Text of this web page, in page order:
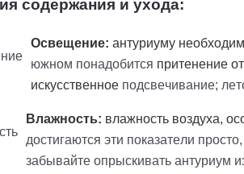
содержания и ухода:
Освещение: антуриуму
южном понадобится притенение
искусственное подсвечивание;
Влажность: влажность воздуха,
достигаются эти показатели
забывайте опрыскивать антуриум